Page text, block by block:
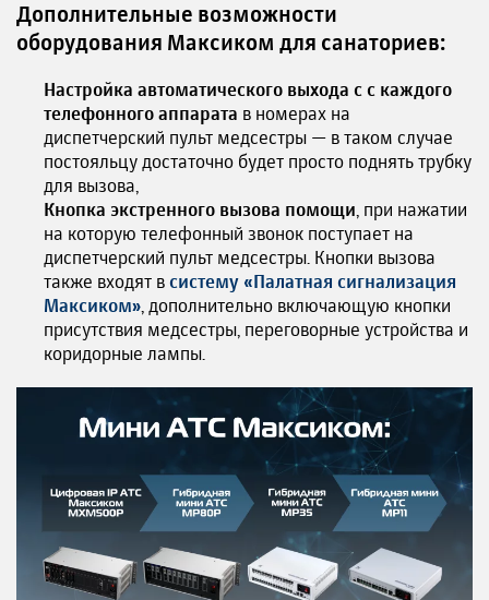
Дополнительные возможности
оборудования Максиком для санаториев:
Настройка автоматического выхода с с каждого
телефонного аппарата в номерах на
диспетчерский пульт медсестры — в таком случае
постояльцу достаточно будет просто поднять трубку
для вызова,
Кнопка экстренного вызова помощи , при нажатии
на которую телефонный звонок поступает на
диспетчерский пульт медсестры. Кнопки вызова
также входят в систему «Палатная сигнализация
Максиком» , дополнительно включающую кнопки
присутствия медсестры, переговорные устройства и
коридорные лампы.